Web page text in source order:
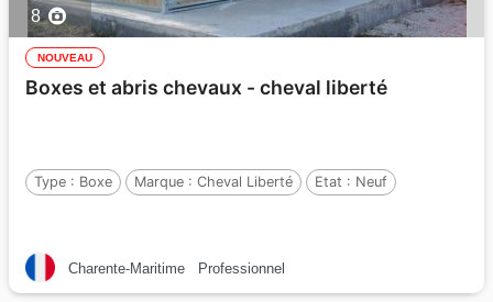
8
NOUVEAU
Boxes et abris chevaux - cheval liberté
Type : Boxe Marque : Cheval Liberté Etat : Neuf
Charente-Maritime Professionnel